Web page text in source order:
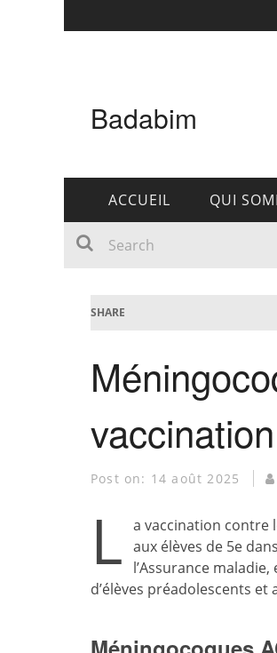
Badabim
ACCUEIL QUI
SHARE
Post on: 14 août 2025
L a vaccination contre
aux élèves de 5e
l’Assurance
d’élèves préadolescents et